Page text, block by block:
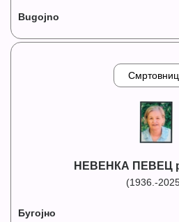
Bugojno
НЕВЕНКА ПЕВЕЦ
(1936.-
Бугојно